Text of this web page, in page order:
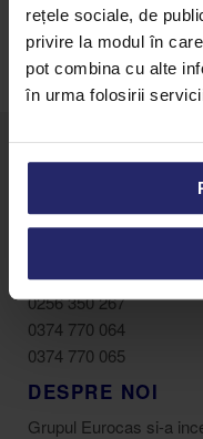
rețele sociale, de
privire la modul în
pot combina cu alte
în urma folosirii
Strada Buziașului 36J,
0256 350 267
0374 770 064
0374 770 065
DESPRE NOI
Grupul Eurocas si-a